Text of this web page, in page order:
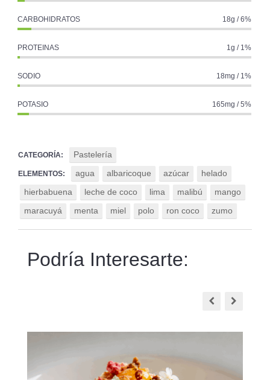
CARBOHIDRATOS 18g / 6%
PROTEINAS 1g / 1%
SODIO 18mg / 1%
POTASIO 165mg / 5%
CATEGORÍA: Pastelería
ELEMENTOS: agua albaricoque azúcar
helado
hierbabuena
leche de coco lima malibú
mango
maracuyá
menta miel polo ron coco zumo
Podría Interesarte: